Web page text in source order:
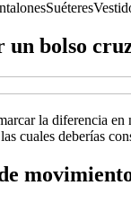
Suéteres
bolso
la diferencia
cuales deberías